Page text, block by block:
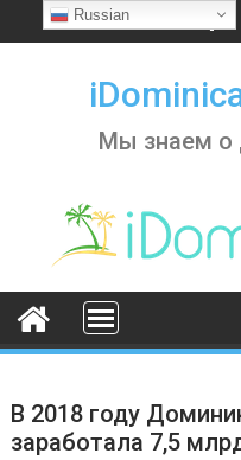
to
Мы знаем о
В 2018 году
заработала 7,5
Russian